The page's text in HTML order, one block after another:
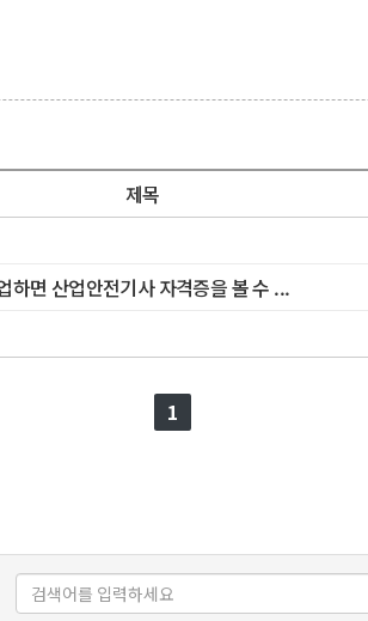
제목
하면 산업안전기사 자격증을 볼 수 ...
1